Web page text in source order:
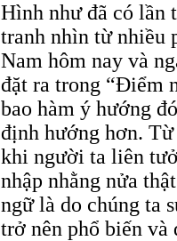
Hình như đã có lần
tranh nhìn từ nhiều
Nam hôm nay và
đặt ra trong “Điểm
bao hàm ý hướng
định hướng hơn.
khi người ta liên
nhập nhằng nửa
ngữ là do chúng ta
trở nên phổ biến và